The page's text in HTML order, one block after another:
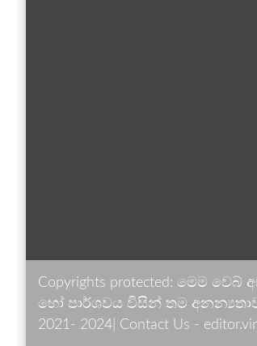
Copyrights protected: මෙම
හෝ පාර්ශවය විසින් තම
2021- 2024| Contact Us -